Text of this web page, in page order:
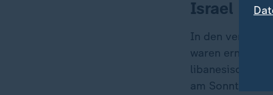
Israel und
In den
waren erneute
libanesischen
am